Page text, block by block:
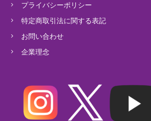
プライバシーポリシー
特定商取引法に関する表記
お問い合わせ
企業理念